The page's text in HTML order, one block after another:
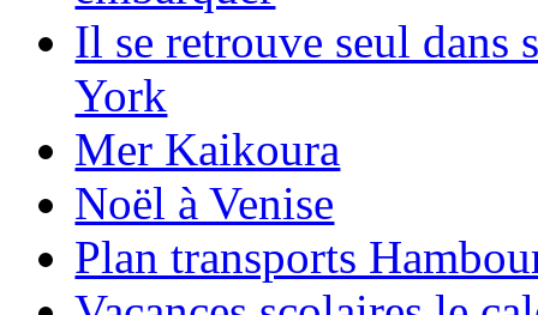
Il se retrouve seul dans
York
Mer Kaikoura
Noël à Venise
Plan transports